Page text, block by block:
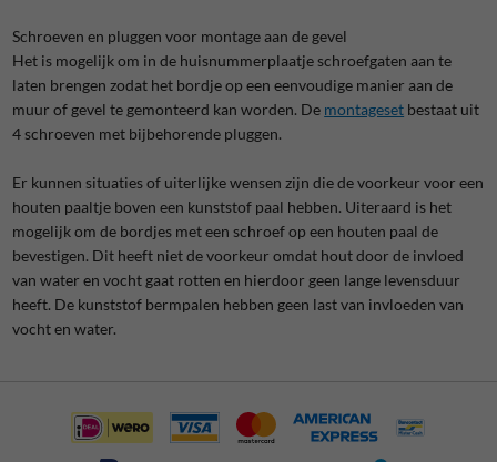
Schroeven en pluggen voor montage aan de gevel
Het is mogelijk om in de huisnummerplaatje schroefgaten aan te
laten brengen zodat het bordje op een eenvoudige manier aan de
muur of gevel te gemonteerd kan worden. De montageset bestaat uit
4 schroeven met bijbehorende pluggen.
Er kunnen situaties of uiterlijke wensen zijn die de voorkeur voor een
houten paaltje boven een kunststof paal hebben. Uiteraard is het
mogelijk om de bordjes met een schroef op een houten paal de
bevestigen. Dit heeft niet de voorkeur omdat hout door de invloed
van water en vocht gaat rotten en hierdoor geen lange levensduur
heeft. De kunststof bermpalen hebben geen last van invloeden van
vocht en water.